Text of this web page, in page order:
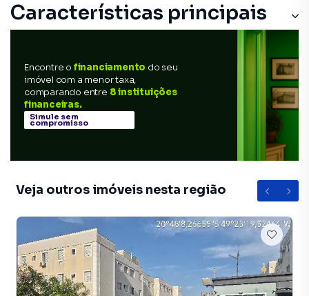
Características principais
Encontre o financiamento do seu
imóvel com a menor taxa,
comparando entre 8 instituições
financeiras.
Simule sem
compromisso
Veja outros imóveis nesta região